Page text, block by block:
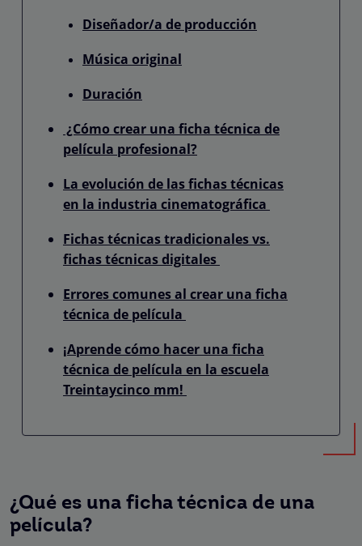
Diseñador/a de producción
Música original
Duración
¿Cómo crear una ficha técnica de
película profesional?
La evolución de las fichas técnicas
en la industria cinematográfica
Fichas técnicas tradicionales vs.
fichas técnicas digitales
Errores comunes al crear una ficha
técnica de película
¡Aprende cómo hacer una ficha
técnica de película en la escuela
Treintaycinco mm!
¿Qué es una ficha técnica de una
película?